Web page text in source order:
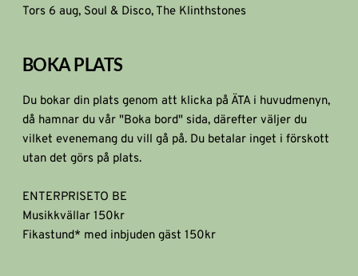
Tors 6 aug, Soul & Disco, The Klinthstones
BOKA PLATS
Du bokar din plats genom att klicka på ÄTA i huvudmenyn,
då hamnar du vår "Boka bord" sida, därefter väljer du
vilket evenemang du vill gå på. Du betalar inget i förskott
utan det görs på plats.
ENTERPRISETO BE
Musikkvällar 150kr
Fikastund* med inbjuden gäst 150kr